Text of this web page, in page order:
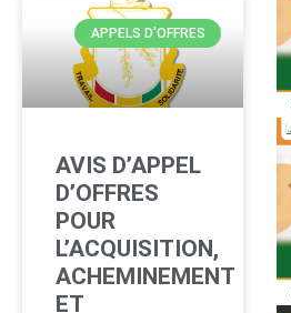
APPELS D'OFFRES
AVIS D’APPEL
D’OFFRES
POUR
L’ACQUISITION,
ACHEMINEMENT
ET